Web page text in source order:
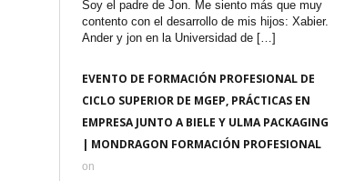
Soy el padre de Jon. Me siento más que muy
contento con el desarrollo de mis hijos: Xabier.
Ander y jon en la Universidad de […]
EVENTO DE FORMACIÓN PROFESIONAL DE
CICLO SUPERIOR DE MGEP, PRÁCTICAS EN
EMPRESA JUNTO A BIELE Y ULMA PACKAGING
| MONDRAGON FORMACIÓN PROFESIONAL
on